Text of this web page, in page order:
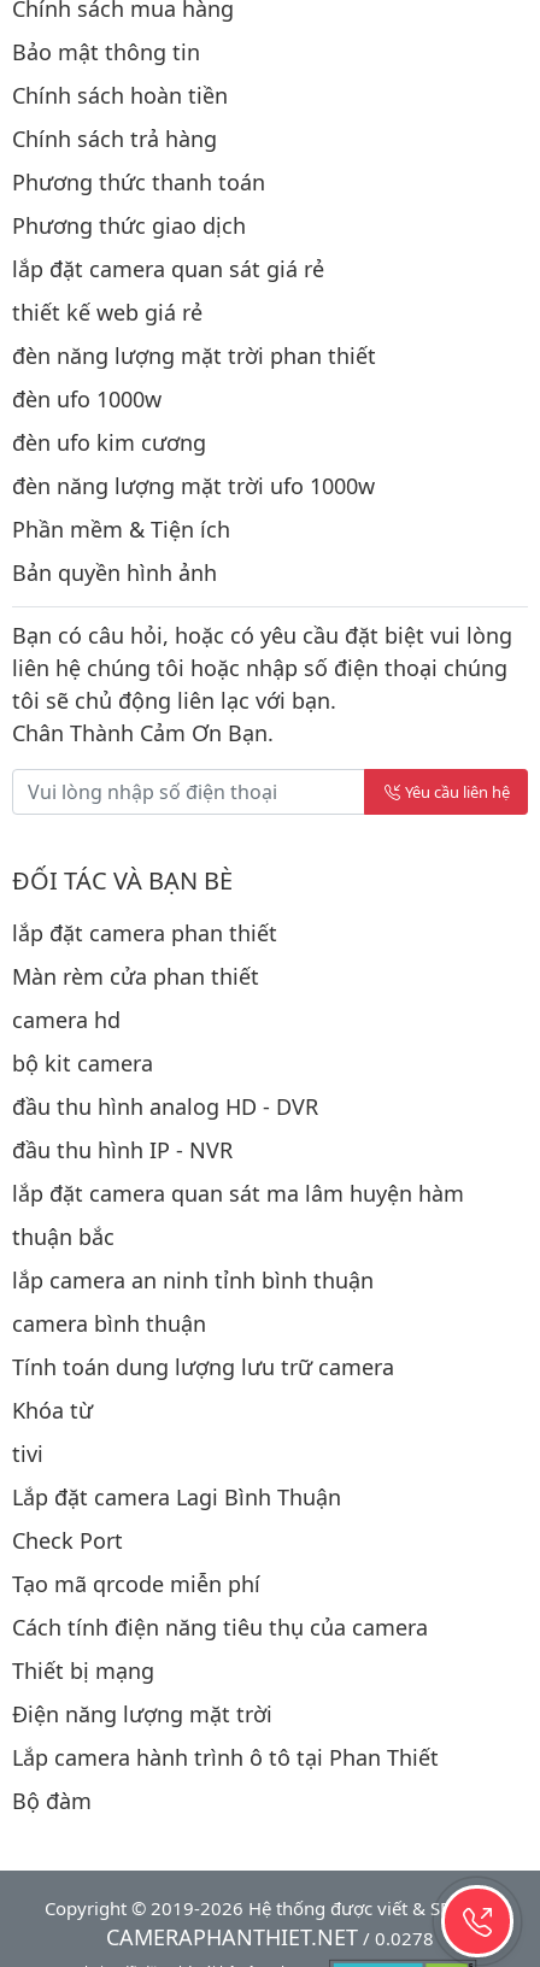
Chính sách mua hàng
Bảo mật thông tin
Chính sách hoàn tiền
Chính sách trả hàng
Phương thức thanh toán
Phương thức giao dịch
lắp đặt camera quan sát giá rẻ
thiết kế web giá rẻ
đèn năng lượng mặt trời phan thiết
đèn ufo 1000w
đèn ufo kim cương
đèn năng lượng mặt trời ufo 1000w
Phần mềm & Tiện ích
Bản quyền hình ảnh
Bạn có câu hỏi, hoặc có yêu cầu đặt biệt vui lòng
liên hệ chúng tôi hoặc nhập số điện thoại chúng
tôi sẽ chủ động liên lạc với bạn.
Chân Thành Cảm Ơn Bạn.
Yêu cầu liên hệ
ĐỐI TÁC VÀ BẠN BÈ
lắp đặt camera phan thiết
Màn rèm cửa phan thiết
camera hd
bộ kit camera
đầu thu hình analog HD - DVR
đầu thu hình IP - NVR
lắp đặt camera quan sát ma lâm huyện hàm
thuận bắc
lắp camera an ninh tỉnh bình thuận
camera bình thuận
Tính toán dung lượng lưu trữ camera
Khóa từ
tivi
Lắp đặt camera Lagi Bình Thuận
Check Port
Tạo mã qrcode miễn phí
Cách tính điện năng tiêu thụ của camera
Thiết bị mạng
Điện năng lượng mặt trời
Lắp camera hành trình ô tô tại Phan Thiết
Bộ đàm
Copyright © 2019-2026 Hệ thống được viết & SEO bởi
CAMERAPHANTHIET.NET / 0.0278